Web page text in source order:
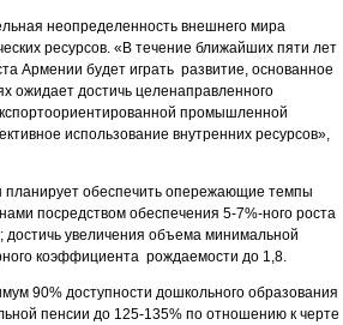
неопределенность внешнего мира
ресурсов. «В течение ближайших пяти лет
Армении будет играть развитие, основанное
ожидает достичь целенаправленного
промышленной
использование внутренних ресурсов»,
планирует обеспечить опережающие темпы
посредством обеспечения 5-7%-ного роста
увеличения объема минимальной
коэффициента рождаемости до 1,8.
90% доступности дошкольного образования
пенсии до 125-135% по отношению к черте